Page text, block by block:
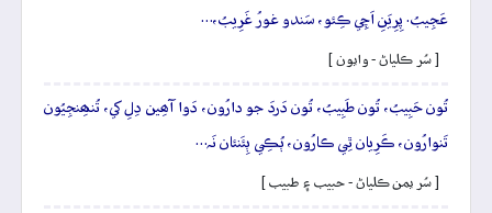
عَجِيبُ. پِرِيَنِ اَچِي ڪِئو، سَندو غورُ غَرِيبُ،…
[ سُر ڪلياڻ - وايون ]
تُون حَبِيبُ، تُون طَبِيبُ، تُون دَردَ جو دارُون، دَوا آھِين دِلِ کي، تُنھِنجِيُون
تَنوارُون، ڪَرِيان ٿِي ڪارُون، ٻُڪِي ٻِئَنئان نَہ…
[ سُر يمن ڪلياڻ - حبيب ۽ طبيب ]